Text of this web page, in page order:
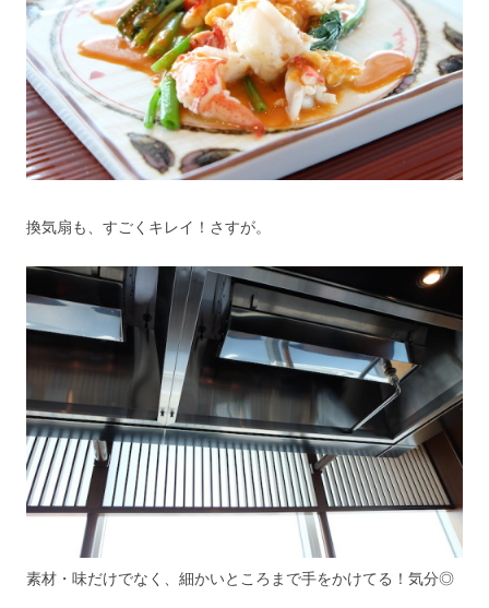
換気扇も、すごくキレイ！さすが。
素材・味だけでなく、細かいところまで手をかけてる！気分◎